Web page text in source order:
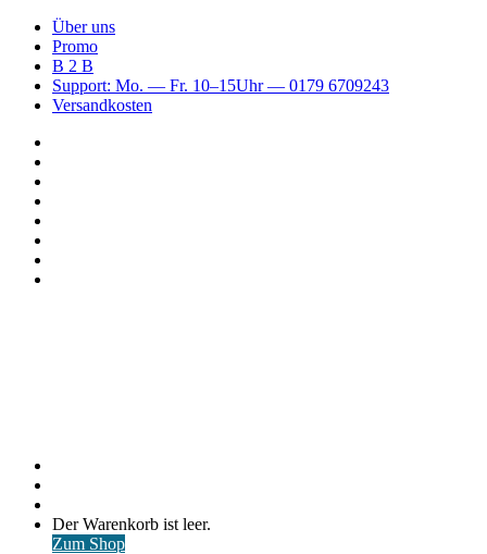
Über uns
Promo
B 2 B
Support: Mo. — Fr. 10–15Uhr — 0179 6709243
Versandkosten
Warenkorb
ansehen
Der Warenkorb ist leer.
Zum Shop